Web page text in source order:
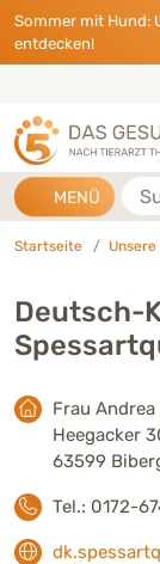
Direkt zu:
INHALT
HAUPTMENÜ
FOOTER
Sommer mit Hund:
entdecken!
MENÜ
Startseite
Deutsch-
Frau
Heegacker
63599
Tel.: 0172-